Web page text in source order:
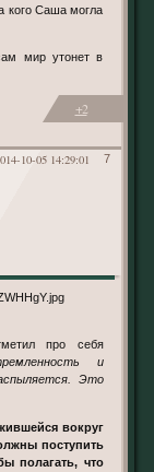
кого Саша могла
+2
7
10-05 14:29:01
дома.
про себя
и
Это
вокруг
поступить
полагать, что